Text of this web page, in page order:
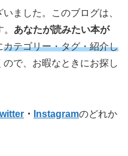
ました。このブログは、
あなたが読みたい本が
カテゴリー・タグ・紹介し
ので、お暇なときにお探し
・ Instagramのどれか